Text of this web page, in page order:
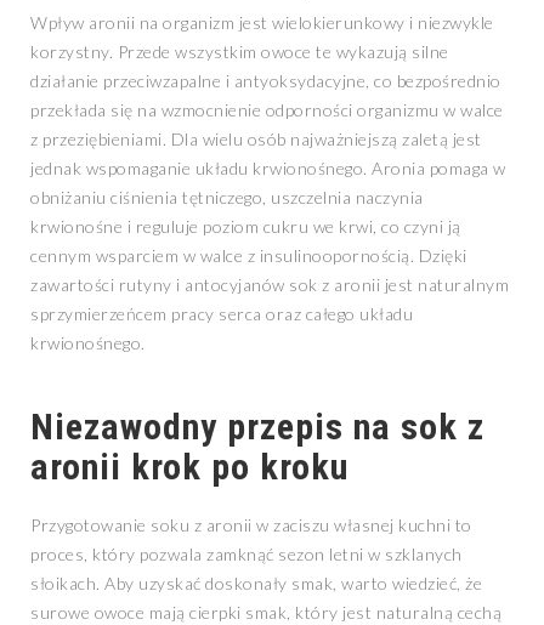
Wpływ aronii na organizm jest wielokierunkowy i niezwykle
korzystny. Przede wszystkim owoce te wykazują silne
działanie przeciwzapalne i antyoksydacyjne, co bezpośrednio
przekłada się na wzmocnienie odporności organizmu w walce
z przeziębieniami. Dla wielu osób najważniejszą zaletą jest
jednak wspomaganie układu krwionośnego. Aronia pomaga w
obniżaniu ciśnienia tętniczego, uszczelnia naczynia
krwionośne i reguluje poziom cukru we krwi, co czyni ją
cennym wsparciem w walce z insulinoopornością. Dzięki
zawartości rutyny i antocyjanów sok z aronii jest naturalnym
sprzymierzeńcem pracy serca oraz całego układu
krwionośnego.
Niezawodny przepis na sok z
aronii krok po kroku
Przygotowanie soku z aronii w zaciszu własnej kuchni to
proces, który pozwala zamknąć sezon letni w szklanych
słoikach. Aby uzyskać doskonały smak, warto wiedzieć, że
surowe owoce mają cierpki smak, który jest naturalną cechą